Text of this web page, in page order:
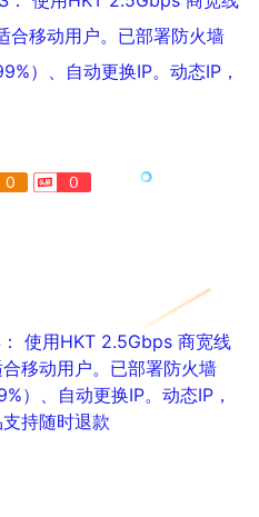
合移动用户。已部署防火墙
）、自动更换IP。动态IP，
0 0
使用HKT 2.5Gbps 商宽线
移动用户。已部署防火墙
）、自动更换IP。动态IP，
持随时退款